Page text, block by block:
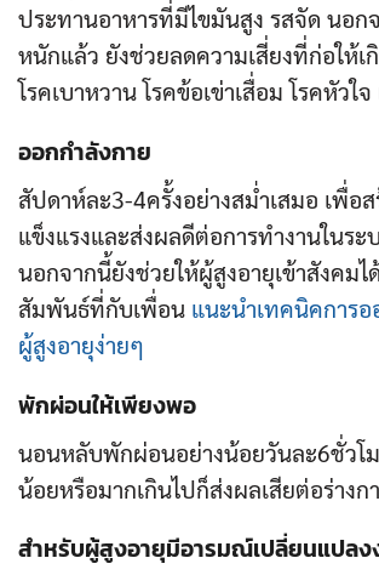
ประทานอาหารที่มีไขมันสูง รสจัด นอก
หนักแล้ว ยังช่วยลดความเสี่ยงที่ก่อให้เ
โรคเบาหวาน โรคข้อเข่าเสื่อม โรคหัวใ
ออกกำลังกาย
สัปดาห์ละ3-4ครั้งอย่างสม่ำเสมอ เพื่อส
แข็งแรงและส่งผลดีต่อการทำงานในระ
นอกจากนี้ยังช่วยให้ผู้สูงอายุเข้าสังคมไ
สัมพันธ์ที่กับเพื่อน แนะนำเทคนิคการอ
ผู้สูงอายุง่ายๆ
พักผ่อนให้เพียงพอ
นอนหลับพักผ่อนอย่างน้อยวันละ6ชั่วโ
น้อยหรือมากเกินไปก็ส่งผลเสียต่อร่างก
สำหรับผู้สูงอายุมีอารมณ์เปลี่ยนแปลง